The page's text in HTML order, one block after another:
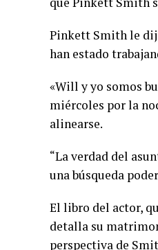
Pinkett Smith le
han estado
«Will y yo somos
miércoles por la
alinearse.
“La verdad del
una búsqueda
El libro del actor,
detalla su
perspectiva de